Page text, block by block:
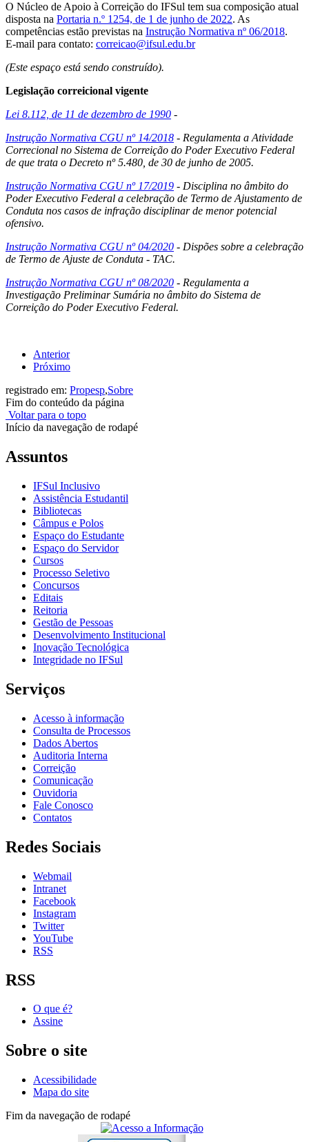
O Núcleo de Apoio à Correição do IFSul tem sua composição atual
disposta na Portaria n.º 1254, de 1 de junho de 2022. As
competências estão previstas na Instrução Normativa nº 06/2018.
E-mail para contato: correicao@ifsul.edu.br
(Este espaço está sendo construído).
Legislação correicional vigente
Lei 8.112, de 11 de dezembro de 1990 -
Instrução Normativa CGU nº 14/2018 - Regulamenta a Atividade
Correcional no Sistema de Correição do Poder Executivo Federal
de que trata o Decreto nº 5.480, de 30 de junho de 2005.
Instrução Normativa CGU nº 17/2019 - Disciplina no âmbito do
Poder Executivo Federal a celebração de Termo de Ajustamento de
Conduta nos casos de infração disciplinar de menor potencial
ofensivo.
Instrução Normativa CGU nº 04/2020 - Dispões sobre a celebração
de Termo de Ajuste de Conduta - TAC.
Instrução Normativa CGU nº 08/2020 - Regulamenta a
Investigação Preliminar Sumária no âmbito do Sistema de
Correição do Poder Executivo Federal.
Anterior
Próximo
registrado em: Propesp,Sobre
Fim do conteúdo da página
Voltar para o topo
Início da navegação de rodapé
Assuntos
IFSul Inclusivo
Assistência Estudantil
Bibliotecas
Câmpus e Polos
Espaço do Estudante
Espaço do Servidor
Cursos
Processo Seletivo
Concursos
Editais
Reitoria
Gestão de Pessoas
Desenvolvimento Institucional
Inovação Tecnológica
Integridade no IFSul
Serviços
Acesso à informação
Consulta de Processos
Dados Abertos
Auditoria Interna
Correição
Comunicação
Ouvidoria
Fale Conosco
Contatos
Redes Sociais
Webmail
Intranet
Facebook
Instagram
Twitter
YouTube
RSS
RSS
O que é?
Assine
Sobre o site
Acessibilidade
Mapa do site
Fim da navegação de rodapé